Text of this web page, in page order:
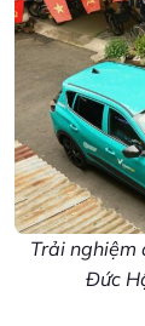
Trải nghiệm
Đức